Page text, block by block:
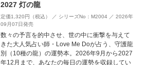
2027 灯の龍
定価1,320円（税込） ／ シリーズNo：M2004 ／ 2026年
09月07日発売
数々の予言を的中させ、世の中に衝撃を与えて
きた大人気占い師・Love Me Doが占う、守護龍
別（10種の龍）の運勢本。2026年9月から2027
年12月まで、あなたの毎日の運勢を収録してい